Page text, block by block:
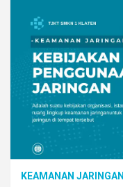
KEAMANAN JARINGAN